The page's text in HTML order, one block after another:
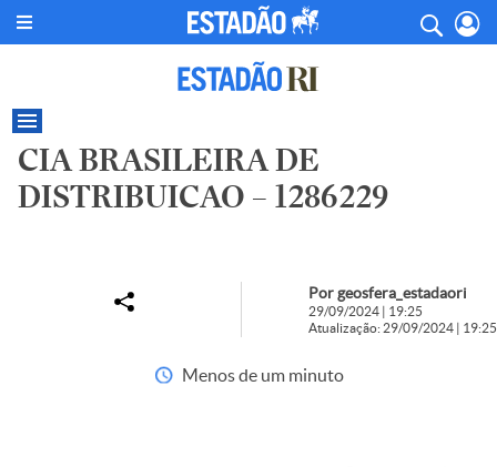
CIA BRASILEIRA DE
DISTRIBUICAO – 1286229
Por geosfera_estadaori
29/09/2024 | 19:25
Atualização: 29/09/2024 | 19:25
Menos de um minuto